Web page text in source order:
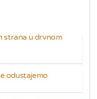
strana u drvnom
odustajemo